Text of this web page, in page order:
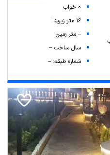
0 خواب
16 متر زیربنا
-- متر زمین
سال ساخت --
شماره طبقه: --